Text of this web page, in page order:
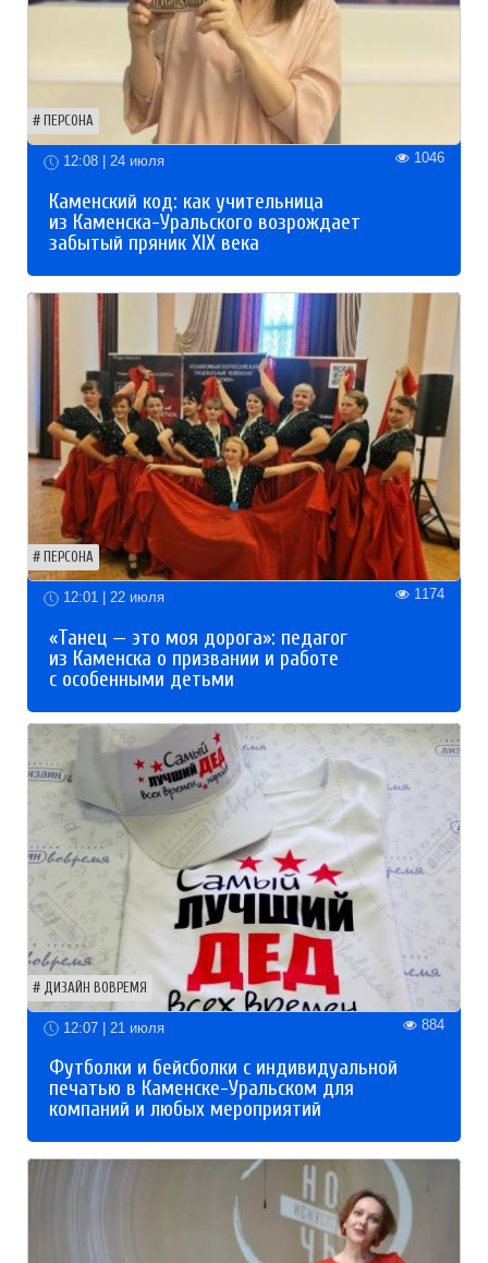
ПЕРСОНА
12:08 | 24 июля 1046
Каменский код: как учительница
из Каменска-Уральского возрождает
забытый пряник XIX века
ПЕРСОНА
12:01 | 22 июля 1174
«Танец — это моя дорога»: педагог
из Каменска о призвании и работе
с особенными детьми
ДИЗАЙН ВОВРЕМЯ
12:07 | 21 июля 884
Футболки и бейсболки с индивидуальной
печатью в Каменске-Уральском для
компаний и любых мероприятий